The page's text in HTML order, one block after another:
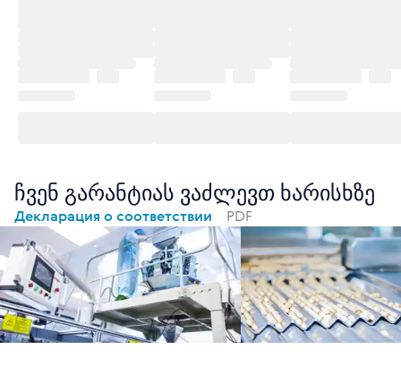
ჩვენ გარანტიას ვაძლევთ ხარისხზე
Декларация о соответствии PDF